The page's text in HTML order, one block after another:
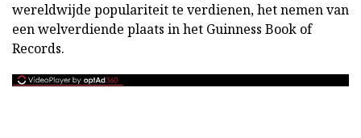
wereldwijde populariteit te verdienen, het nemen van
een welverdiende plaats in het Guinness Book of
Records.